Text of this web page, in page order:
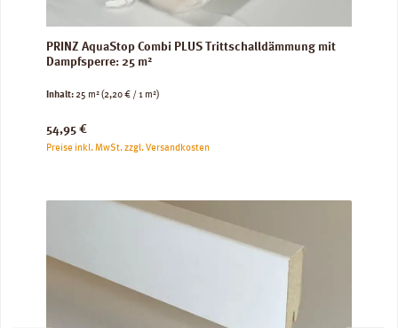
PRINZ AquaStop Combi PLUS Trittschalldämmung mit
Dampfsperre: 25 m²
Inhalt:25 m²(2,20 € / 1 m²)
Regulärer Preis:
54,95 €
Preise inkl. MwSt. zzgl. Versandkosten